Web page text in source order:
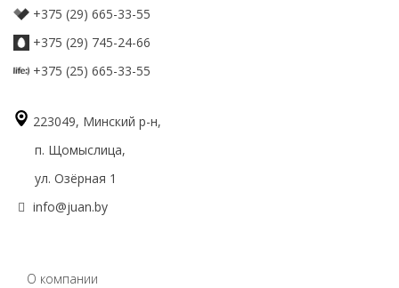
+375 (29) 665-33-55
+375 (29) 745-24-66
+375 (25) 665-33-55
223049, Минский р-н,
п. Щомыслица,
ул. Озёрная 1
info@juan.by
О компании